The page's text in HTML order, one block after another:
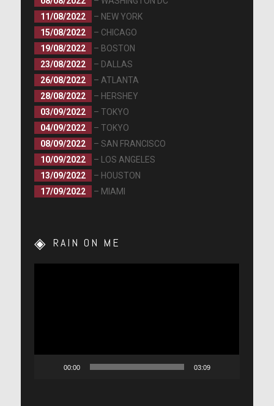
11/08/2022
– NEW YORK
15/08/2022
– CHICAGO
19/08/2022
– BOSTON
23/08/2022
– DALLAS
26/08/2022
– ATLANTA
28/08/2022
– HERSHEY
03/09/2022
– TOKYO
04/09/2022
– TOKYO
08/09/2022
– SAN FRANCISCO
10/09/2022
– LOS ANGELES
13/09/2022
– HOUSTON
17/09/2022
– MIAMI
RAIN ON ME
00:00 03:09